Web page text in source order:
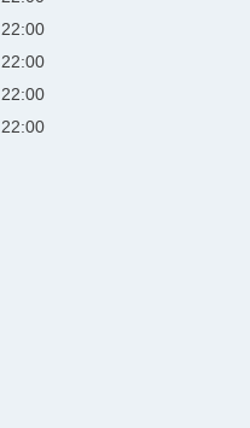
22:00
22:00
22:00
22:00